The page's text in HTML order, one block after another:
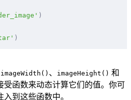
)
)
imageWidth() 、 imageHeight() 和
受函数来动态计算它们的值。你可
到这些函数中。